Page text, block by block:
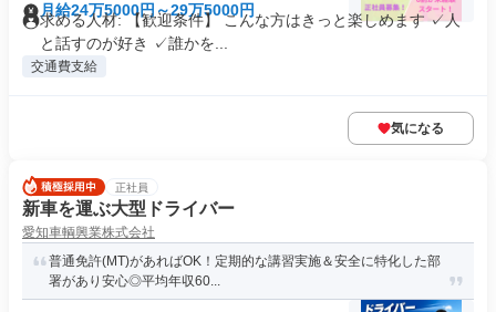
月給24万5000円～29万5000円
求める人材: 【歓迎条件】 こんな方はきっと楽しめます ✓人
と話すのが好き ✓誰かを...
交通費支給
気になる
正社員
新車を運ぶ大型ドライバー
愛知車輌興業株式会社
普通免許(MT)があればOK！定期的な講習実施＆安全に特化した部
署があり安心◎平均年収60...